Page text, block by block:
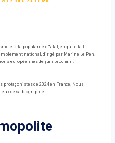
IGamnlJ8fd
et à la popularité d’Attal, en qui il fait
national, dirigé par Marine Le Pen.
européennes de juin prochain.
protagonistes de 2024 en France. Nous
de sa biographie.